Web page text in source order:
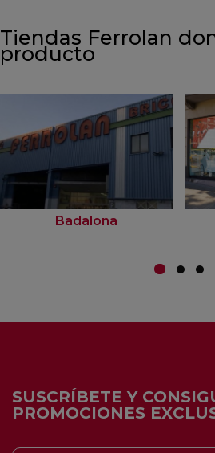
Tiendas Ferrolan
producto
Badalona
SUSCRÍBETE Y
PROMOCIONES